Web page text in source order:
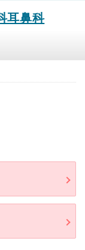
耳鼻科